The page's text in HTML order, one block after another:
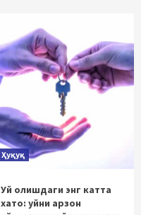
Ҳуқуқ
Уй олишдаги энг катта
хато: уйни арзон